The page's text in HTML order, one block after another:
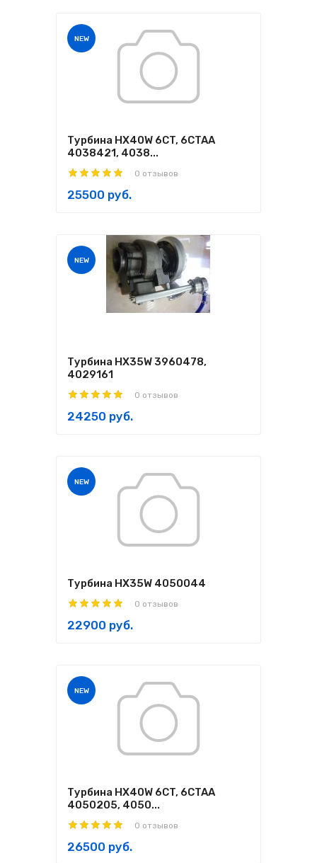
NEW
Турбина HX40W 6CT, 6CTAA
4038421, 4038...
0 отзывов
25500 руб.
NEW
Турбина HX35W 3960478,
4029161
0 отзывов
24250 руб.
NEW
Турбина HX35W 4050044
0 отзывов
22900 руб.
NEW
Турбина HX40W 6CT, 6CTAA
4050205, 4050...
0 отзывов
26500 руб.